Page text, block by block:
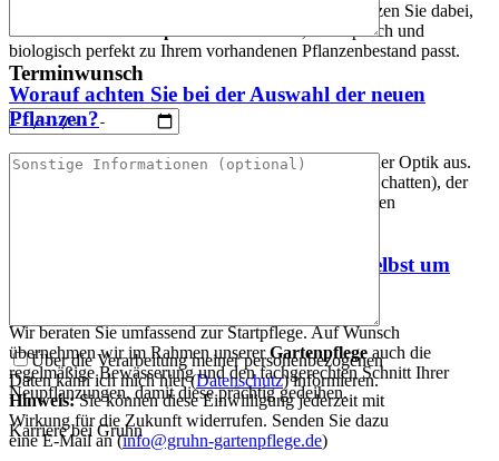
Terminwunsch
Über die Verarbeitung meiner personenbezogenen
Daten kann ich mich hier (Datenschutz) informieren.
Hinweis:Sie können diese Einwilligung jederzeit mit
Wirkung für die Zukunft widerrufen. Senden Sie dazu
eine E-Mail an (info@gruhn-gartenpflege.de)
Ja, das ist einer unserer Schwerpunkte. Wir unterstützen Sie dabei,
, was optisch und
biologisch perfekt zu Ihrem vorhandenen Pflanzenbestand passt.
Worauf achten Sie bei der Auswahl der neuen
Pflanzen?
Wir wählenBäume und Sträucher nicht nur nach der Optik aus.
Wichtig ist, dass die Pflanzen zum Standort (Sonne/Schatten), der
Bodenbeschaffenheit und dem von Ihnen gewünschten
Muss ich mich nach der Neupflanzung selbst um
Wir beraten Sie umfassend zur Startpflege. Auf Wunsch
übernehmen wir im Rahmen unsererGartenpflege auch die
regelmäßige Bewässerung und den fachgerechten Schnitt Ihrer
Neupflanzungen, damit diese prächtig gedeihen.
Karriere bei Gruhn